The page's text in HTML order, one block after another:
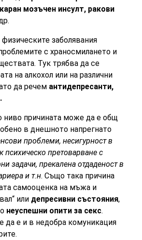
мозъчен инсулт, ракови
заболявания
с храносмилането и
Тук трябва да се
на алкохол или на различни
да речем антидепресанти,
ниво причината може да е общ
в днешното напрегнато
проблеми, несигурност в
психическо претоварване с
задачи, прекалена отдаденост в
и т.н. Също така причина
самооценка на мъжа и
или депресивни състояния,
неуспешни опити за секс.
да е и в недобра комуникация